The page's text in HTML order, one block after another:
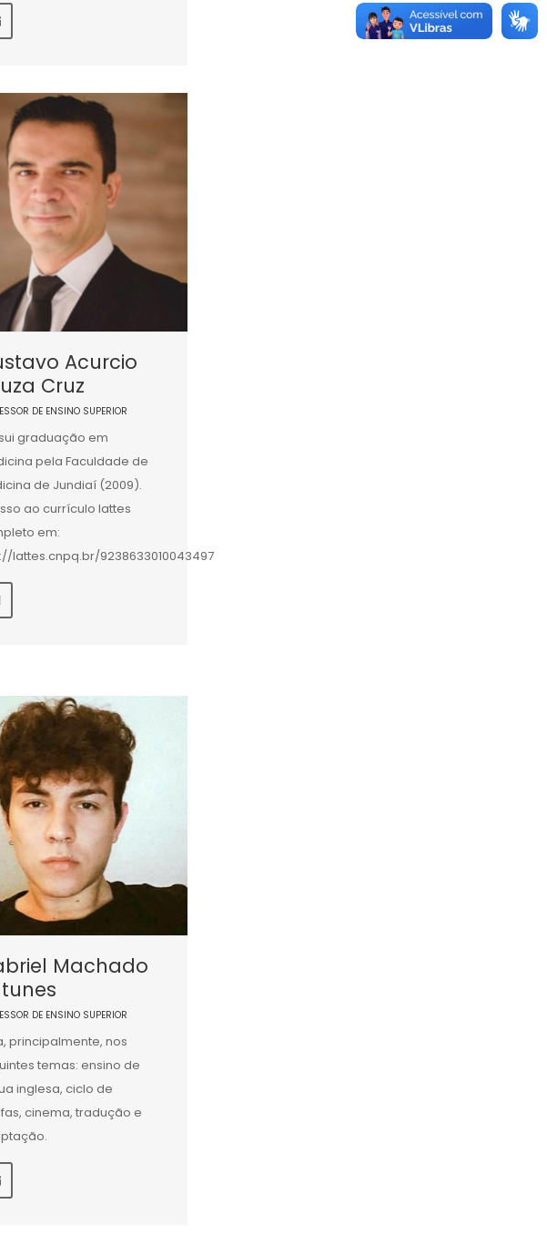
Acurcio
Cruz
DE ENSINO SUPERIOR
graduação em
pela Faculdade de
de Jundiaí (2009).
ao currículo lattes
em:
lattes.cnpq.br/9238633010043497
Machado
DE ENSINO SUPERIOR
principalmente, nos
temas: ensino de
inglesa, ciclo de
cinema, tradução e